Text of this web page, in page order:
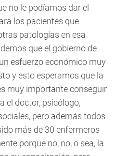
no le podíamos dar el
los pacientes que
patologías en esa
que el gobierno de
esfuerzo económico muy
y esto esperamos que la
muy importante conseguir
el doctor, psicólogo,
pero además todos
más de 30 enfermeros
porque no, no, o sea, la